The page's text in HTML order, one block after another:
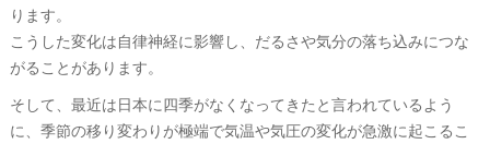
ります。
こうした変化は自律神経に影響し、だるさや気分の落ち込みにつな
がることがあります。
そして、最近は日本に四季がなくなってきたと言われているよう
に、季節の移り変わりが極端で気温や気圧の変化が急激に起こるこ